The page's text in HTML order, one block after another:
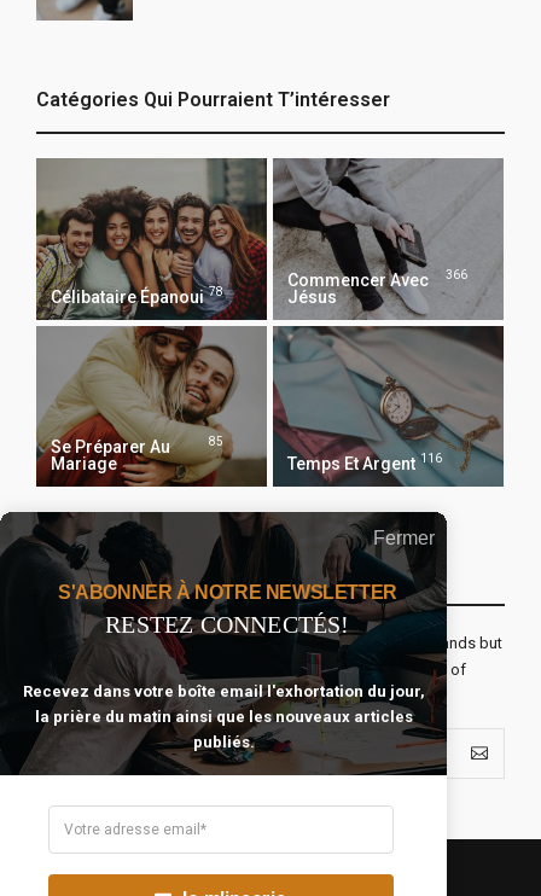
Catégories Qui Pourraient T’intéresser
Célibataire Épanoui 78
Commencer Avec
Jésus
366
Se Préparer Au
Mariage
85
Temps Et Argent 116
Recevoir Notre Newsletter Chaque Matin
The real voyage of discovery consists not in seeking new lands but
seeing with new eyes. All journeys have secret destinations of
which the traveler is unaware.
Fermer
S'ABONNER À NOTRE NEWSLETTER
RESTEZ CONNECTÉS!
Recevez dans votre boîte email l'exhortation du jour,
la prière du matin ainsi que les nouveaux articles
publiés.